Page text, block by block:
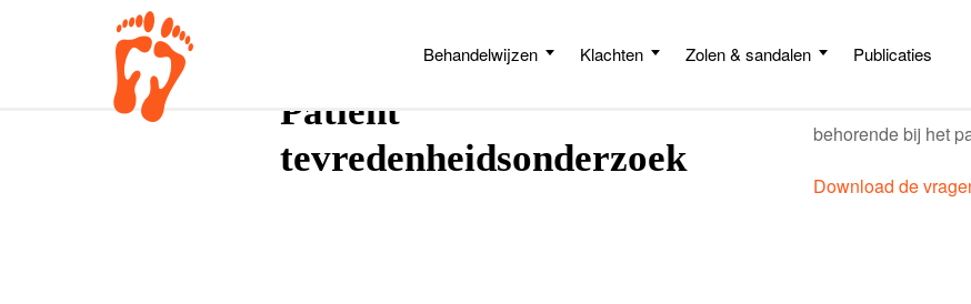
Behandelwijzen Klachten Zolen & sandalen Publicaties
Patiënt
tevredenheidsonderzoek
behorende bij het
Download de